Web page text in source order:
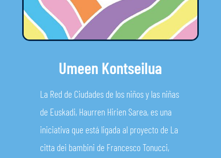
Umeen Kontseilua
La Red de Ciudades de los niños y las niñas
de Euskadi, Haurren Hirien Sarea, es una
iniciativa que está ligada al proyecto de La
citta dei bambini de Francesco Tonucci,